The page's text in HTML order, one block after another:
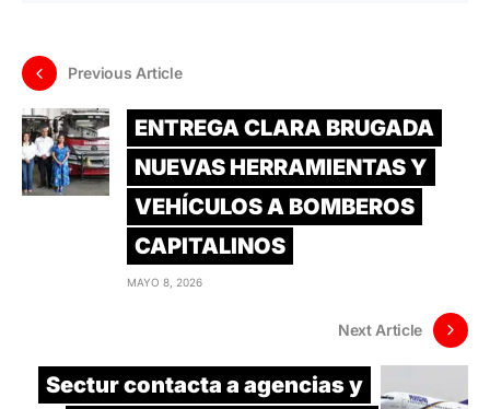
Previous Article
ENTREGA CLARA BRUGADA
NUEVAS HERRAMIENTAS Y
VEHÍCULOS A BOMBEROS
CAPITALINOS
MAYO 8, 2026
Next Article
Sectur contacta a agencias y